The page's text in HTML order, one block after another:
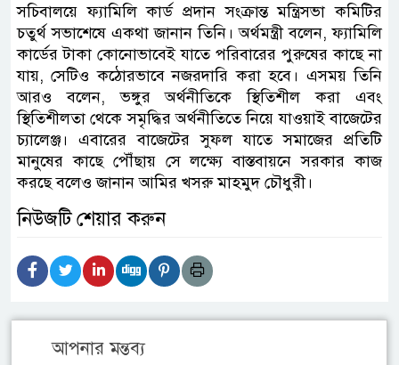
সচিবালয়ে ফ্যামিলি কার্ড প্রদান সংক্রান্ত মন্ত্রিসভা কমিটির
চতুর্থ সভাশেষে একথা জানান তিনি। অর্থমন্ত্রী বলেন, ফ্যামিলি
কার্ডের টাকা কোনোভাবেই যাতে পরিবারের পুরুষের কাছে না
যায়, সেটিও কঠোরভাবে নজরদারি করা হবে। এসময় তিনি
আরও বলেন, ভঙ্গুর অর্থনীতিকে স্থিতিশীল করা এবং
স্থিতিশীলতা থেকে সমৃদ্ধির অর্থনীতিতে নিয়ে যাওয়াই বাজেটের
চ্যালেঞ্জ। এবারের বাজেটের সুফল যাতে সমাজের প্রতিটি
মানুষের কাছে পৌঁছায় সে লক্ষ্যে বাস্তবায়নে সরকার কাজ
করছে বলেও জানান আমির খসরু মাহমুদ চৌধুরী।
নিউজটি শেয়ার করুন
আপনার মন্তব্য